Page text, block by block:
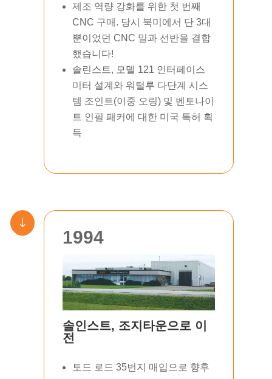
제조 역량 강화를 위한 첫 번째
CNC 구매. 당시 북미에서 단 3대
뿐이었던 CNC 밀과 선반을 결합
했습니다!
솔린스트, 모델 121 인터페이스
미터 설계와 워털루 다단계 시스
템 조인트(이중 오링) 및 벤토나이
트 인필 패커에 대한 미국 특허 획
득
1994
솔인스트, 조지타운으로 이
전
토드 로드 35번지 매입으로 향후
"